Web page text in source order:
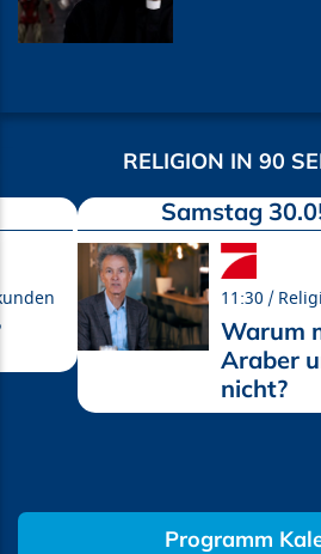
RELIGION IN 90
Samstag
11:30
Warum
Araber
nicht?
Programm